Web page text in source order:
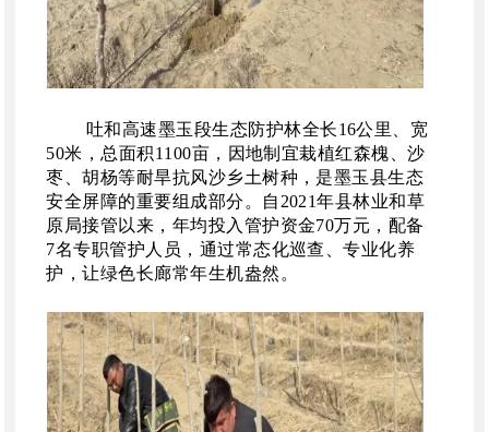
吐和高速墨玉段生态防护林全长16公里、宽
50米，总面积1100亩，因地制宜栽植红森槐、沙
枣、胡杨等耐旱抗风沙乡土树种，是墨玉县生态
安全屏障的重要组成部分。自2021年县林业和草
原局接管以来，年均投入管护资金70万元，配备
7名专职管护人员，通过常态化巡查、专业化养
护，让绿色长廊常年生机盎然。